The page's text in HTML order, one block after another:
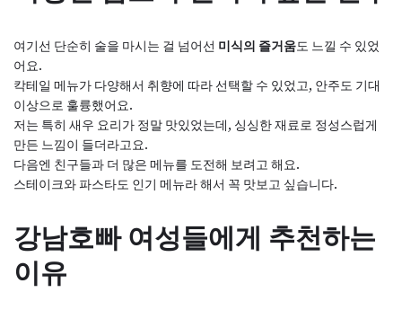
여기선 단순히 술을 마시는 걸 넘어선 미식의 즐거움도 느낄 수 있었
어요.
칵테일 메뉴가 다양해서 취향에 따라 선택할 수 있었고, 안주도 기대
이상으로 훌륭했어요.
저는 특히 새우 요리가 정말 맛있었는데, 싱싱한 재료로 정성스럽게
만든 느낌이 들더라고요.
다음엔 친구들과 더 많은 메뉴를 도전해 보려고 해요.
스테이크와 파스타도 인기 메뉴라 해서 꼭 맛보고 싶습니다.
강남호빠 여성들에게 추천하는
이유